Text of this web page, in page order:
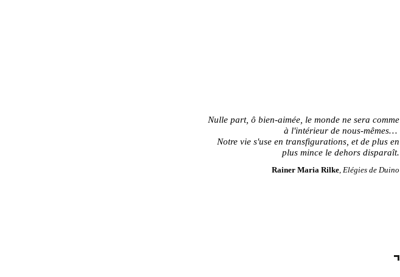
Nulle part, ô bien-aimée, le monde ne sera comme
à l'intérieur de nous-mêmes…
Notre vie s'use en transfigurations, et de plus en
plus mince le dehors disparaît.
Rainer Maria Rilke, Elégies de Duino